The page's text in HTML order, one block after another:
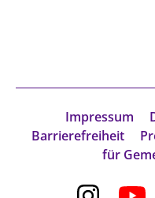
Impressum
Barrierefreiheit
für